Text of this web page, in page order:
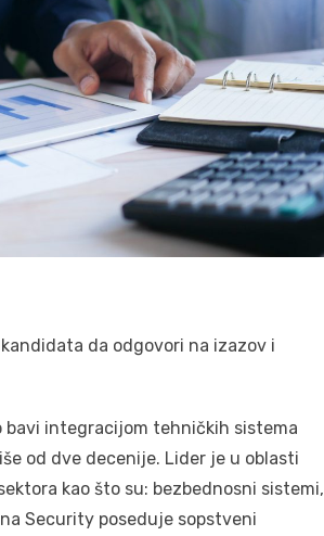
da odgovori na izazov i
bavi integracijom tehničkih sistema
od dve decenije. Lider je u oblasti
kao što su: bezbednosni sistemi,
Security poseduje sopstveni